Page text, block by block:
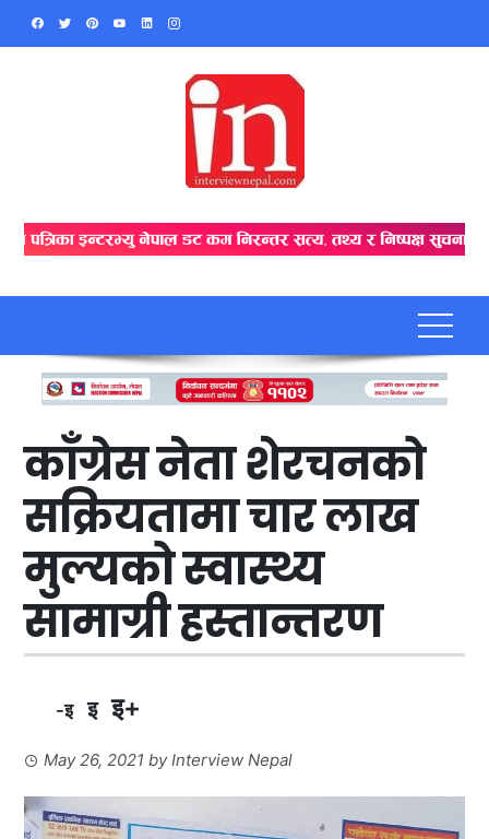
Skip
काँग्रेस नेता शेरचनको
सक्रियतामा चार लाख
मुल्यको स्वास्थ्य
सामाग्री हस्तान्तरण
-इ इ इ+
May 26, 2021 byInterview Nepal